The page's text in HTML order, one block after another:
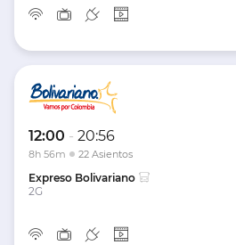
12:00 - 20:56
8h 56m 22 Asientos
Expreso Bolivariano
2G